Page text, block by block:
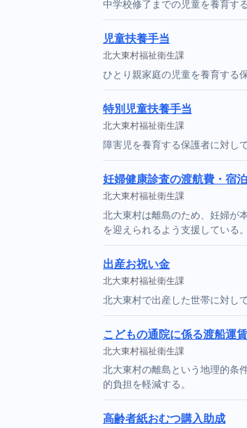
中学校修了までの児童を養育す
児童扶養手当
北大東村福祉衛生課
ひとり親家庭の児童を養育する
特別児童扶養手当
北大東村福祉衛生課
障害児を養育する保護者に対し
妊婦健康診査の渡航費・宿
北大東村福祉衛生課
北大東村は離島のため、妊婦が
を迎えられるよう支援している。
出産お祝い金
北大東村福祉衛生課
北大東村で出産した世帯に対し
こどもの通院に係る渡船運
北大東村福祉衛生課
北大東村の離島という地理的条
的負担を軽減する。
高齢者紙おむつ購入助成